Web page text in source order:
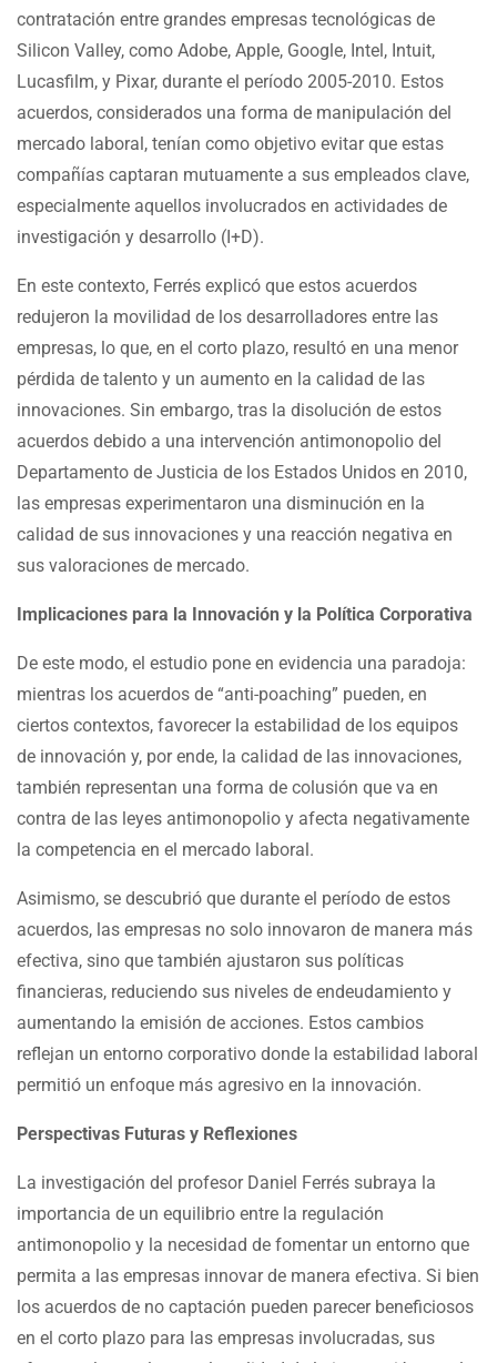
contratación entre grandes empresas tecnológicas de
Silicon Valley, como Adobe, Apple, Google, Intel, Intuit,
Lucasfilm, y Pixar, durante el período 2005-2010. Estos
acuerdos, considerados una forma de manipulación del
mercado laboral, tenían como objetivo evitar que estas
compañías captaran mutuamente a sus empleados clave,
especialmente aquellos involucrados en actividades de
investigación y desarrollo (I+D).
En este contexto, Ferrés explicó que estos acuerdos
redujeron la movilidad de los desarrolladores entre las
empresas, lo que, en el corto plazo, resultó en una menor
pérdida de talento y un aumento en la calidad de las
innovaciones. Sin embargo, tras la disolución de estos
acuerdos debido a una intervención antimonopolio del
Departamento de Justicia de los Estados Unidos en 2010,
las empresas experimentaron una disminución en la
calidad de sus innovaciones y una reacción negativa en
sus valoraciones de mercado.
Implicaciones para la Innovación y la Política Corporativa
De este modo, el estudio pone en evidencia una paradoja:
mientras los acuerdos de “anti-poaching” pueden, en
ciertos contextos, favorecer la estabilidad de los equipos
de innovación y, por ende, la calidad de las innovaciones,
también representan una forma de colusión que va en
contra de las leyes antimonopolio y afecta negativamente
la competencia en el mercado laboral.
Asimismo, se descubrió que durante el período de estos
acuerdos, las empresas no solo innovaron de manera más
efectiva, sino que también ajustaron sus políticas
financieras, reduciendo sus niveles de endeudamiento y
aumentando la emisión de acciones. Estos cambios
reflejan un entorno corporativo donde la estabilidad laboral
permitió un enfoque más agresivo en la innovación.
Perspectivas Futuras y Reflexiones
La investigación del profesor Daniel Ferrés subraya la
importancia de un equilibrio entre la regulación
antimonopolio y la necesidad de fomentar un entorno que
permita a las empresas innovar de manera efectiva. Si bien
los acuerdos de no captación pueden parecer beneficiosos
en el corto plazo para las empresas involucradas, sus